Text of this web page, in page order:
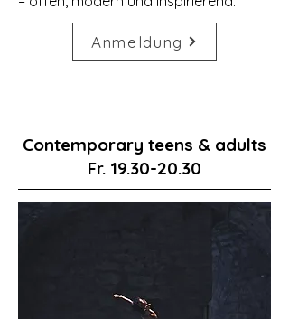
Anmeldung
Contemporary teens & adults
Fr. 19.30-20.30